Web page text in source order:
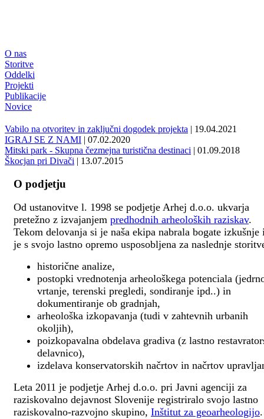
O nas
Storitve
Oddelki
Projekti
Publikacije
Novice
Vabilo na otvoritev in zaključni dogodek projekta | 19.04.2021
IGRAJ SE Z NAMI | 07.02.2020
Mitski park - Skupna čezmejna turistična destinaci | 01.09.2018
Škocjan pri Divači | 13.07.2015
O podjetju
Od ustanovitve l. 1998 se podjetje Arhej d.o.o. ukvarja
pretežno z izvajanjem predhodnih arheoloških raziskav.
Tekom delovanja si je naša ekipa nabrala bogate izkušnje
je s svojo lastno opremo usposobljena za naslednje
historične analize,
postopki vrednotenja arheološkega potenciala
vrtanje, terenski pregledi, sondiranje ipd..) in
dokumentiranje ob gradnjah,
arheološka izkopavanja (tudi v zahtevnih urbanih
okoljih),
poizkopavalna obdelava gradiva (z lastno
delavnico),
izdelava konservatorskih načrtov in načrtov
Leta 2011 je podjetje Arhej d.o.o. pri Javni agenciji za
raziskovalno dejavnost Slovenije registriralo svojo lastno
raziskovalno-razvojno skupino, Inštitut za geoarheologijo.